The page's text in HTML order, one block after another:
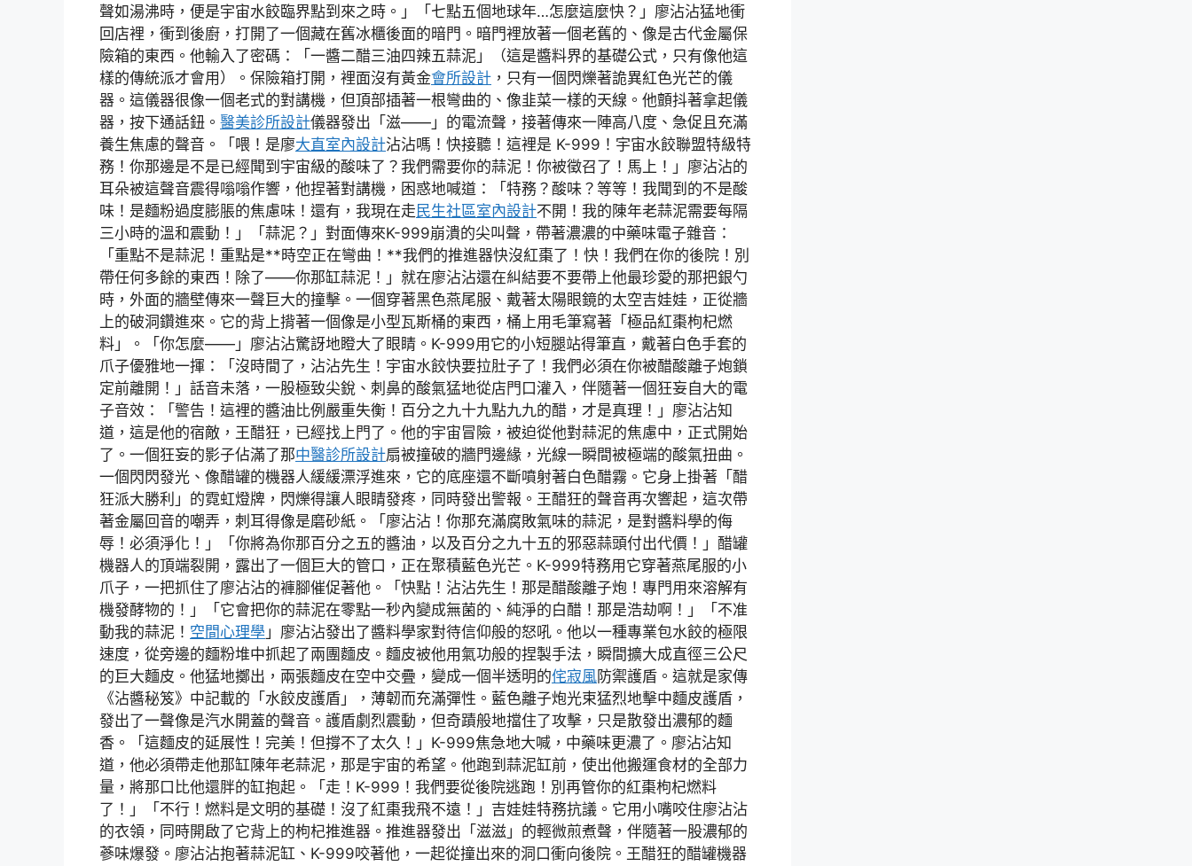
聲如湯沸時，便是宇宙水餃臨界點到來之時。」「七點五個地球年…怎麼這麼快？」廖沾沾猛地衝
回店裡，衝到後廚，打開了一個藏在舊冰櫃後面的暗門。暗門裡放著一個老舊的、像是古代金屬保
險箱的東西。他輸入了密碼：「一醬二醋三油四辣五蒜泥」（這是醬料界的基礎公式，只有像他這
樣的傳統派才會用）。保險箱打開，裡面沒有黃金會所設計 ，只有一個閃爍著詭異紅色光芒的儀
器。這儀器很像一個老式的對講機，但頂部插著一根彎曲的、像韭菜一樣的天線。他顫抖著拿起儀
器，按下通話鈕。 醫美診所設計儀器發出「滋——」的電流聲，接著傳來一陣高八度、急促且充滿
養生焦慮的聲音。「喂！是廖大直室內設計沾沾嗎！快接聽！這裡是 K-999！宇宙水餃聯盟特級特
務！你那邊是不是已經聞到宇宙級的酸味了？我們需要你的蒜泥！你被徵召了！馬上！」廖沾沾的
耳朵被這聲音震得嗡嗡作響，他捏著對講機，困惑地喊道：「特務？酸味？等等！我聞到的不是酸
味！是麵粉過度膨脹的焦慮味！還有，我現在走民生社區室內設計不開！我的陳年老蒜泥需要每隔
三小時的溫和震動！」「蒜泥？」對面傳來K-999崩潰的尖叫聲，帶著濃濃的中藥味電子雜音：
「重點不是蒜泥！重點是**時空正在彎曲！**我們的推進器快沒紅棗了！快！我們在你的後院！別
帶任何多餘的東西！除了——你那缸蒜泥！」就在廖沾沾還在糾結要不要帶上他最珍愛的那把銀勺
時，外面的牆壁傳來一聲巨大的撞擊。一個穿著黑色燕尾服、戴著太陽眼鏡的太空吉娃娃，正從牆
上的破洞鑽進來。它的背上揹著一個像是小型瓦斯桶的東西，桶上用毛筆寫著「極品紅棗枸杞燃
料」。「你怎麼——」廖沾沾驚訝地瞪大了眼睛。K-999用它的小短腿站得筆直，戴著白色手套的
爪子優雅地一揮：「沒時間了，沾沾先生！宇宙水餃快要拉肚子了！我們必須在你被醋酸離子炮鎖
定前離開！」話音未落，一股極致尖銳、刺鼻的酸氣猛地從店門口灌入，伴隨著一個狂妄自大的電
子音效：「警告！這裡的醬油比例嚴重失衡！百分之九十九點九九的醋，才是真理！」廖沾沾知
道，這是他的宿敵，王醋狂，已經找上門了。他的宇宙冒險，被迫從他對蒜泥的焦慮中，正式開始
了。一個狂妄的影子佔滿了那中醫診所設計扇被撞破的牆門邊緣，光線一瞬間被極端的酸氣扭曲。
一個閃閃發光、像醋罐的機器人緩緩漂浮進來，它的底座還不斷噴射著白色醋霧。它身上掛著「醋
狂派大勝利」的霓虹燈牌，閃爍得讓人眼睛發疼，同時發出警報。王醋狂的聲音再次響起，這次帶
著金屬回音的嘲弄，刺耳得像是磨砂紙。「廖沾沾！你那充滿腐敗氣味的蒜泥，是對醬料學的侮
辱！必須淨化！」「你將為你那百分之五的醬油，以及百分之九十五的邪惡蒜頭付出代價！」醋罐
機器人的頂端裂開，露出了一個巨大的管口，正在聚積藍色光芒。K-999特務用它穿著燕尾服的小
爪子，一把抓住了廖沾沾的褲腳催促著他。「快點！沾沾先生！那是醋酸離子炮！專門用來溶解有
機發酵物的！」「它會把你的蒜泥在零點一秒內變成無菌的、純淨的白醋！那是浩劫啊！」「不准
動我的蒜泥！ 空間心理學 」廖沾沾發出了醬料學家對待信仰般的怒吼。他以一種專業包水餃的極限
速度，從旁邊的麵粉堆中抓起了兩團麵皮。麵皮被他用氣功般的捏製手法，瞬間擴大成直徑三公尺
的巨大麵皮。他猛地擲出，兩張麵皮在空中交疊，變成一個半透明的侘寂風防禦護盾。這就是家傳
《沾醬秘笈》中記載的「水餃皮護盾」，薄韌而充滿彈性。藍色離子炮光束猛烈地擊中麵皮護盾，
發出了一聲像是汽水開蓋的聲音。護盾劇烈震動，但奇蹟般地擋住了攻擊，只是散發出濃郁的麵
香。「這麵皮的延展性！完美！但撐不了太久！」K-999焦急地大喊，中藥味更濃了。廖沾沾知
道，他必須帶走他那缸陳年老蒜泥，那是宇宙的希望。他跑到蒜泥缸前，使出他搬運食材的全部力
量，將那口比他還胖的缸抱起。「走！K-999！我們要從後院逃跑！別再管你的紅棗枸杞燃料
了！」「不行！燃料是文明的基礎！沒了紅棗我飛不遠！」吉娃娃特務抗議。它用小嘴咬住廖沾沾
的衣領，同時開啟了它背上的枸杞推進器。推進器發出「滋滋」的輕微煎煮聲，伴隨著一股濃郁的
蔘味爆發。廖沾沾抱著蒜泥缸、K-999咬著他，一起從撞出來的洞口衝向後院。王醋狂的醋罐機器